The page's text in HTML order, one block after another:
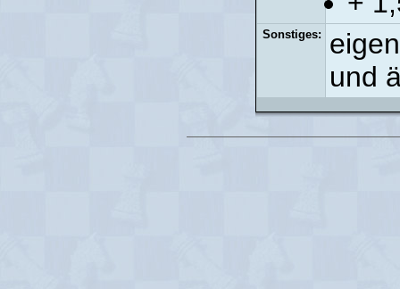
Sonstiges:
und